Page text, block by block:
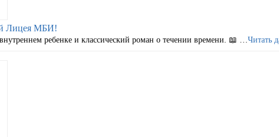
Лицея МБИ!
ребенке и классический роман о течении времени. 📖 … Читать